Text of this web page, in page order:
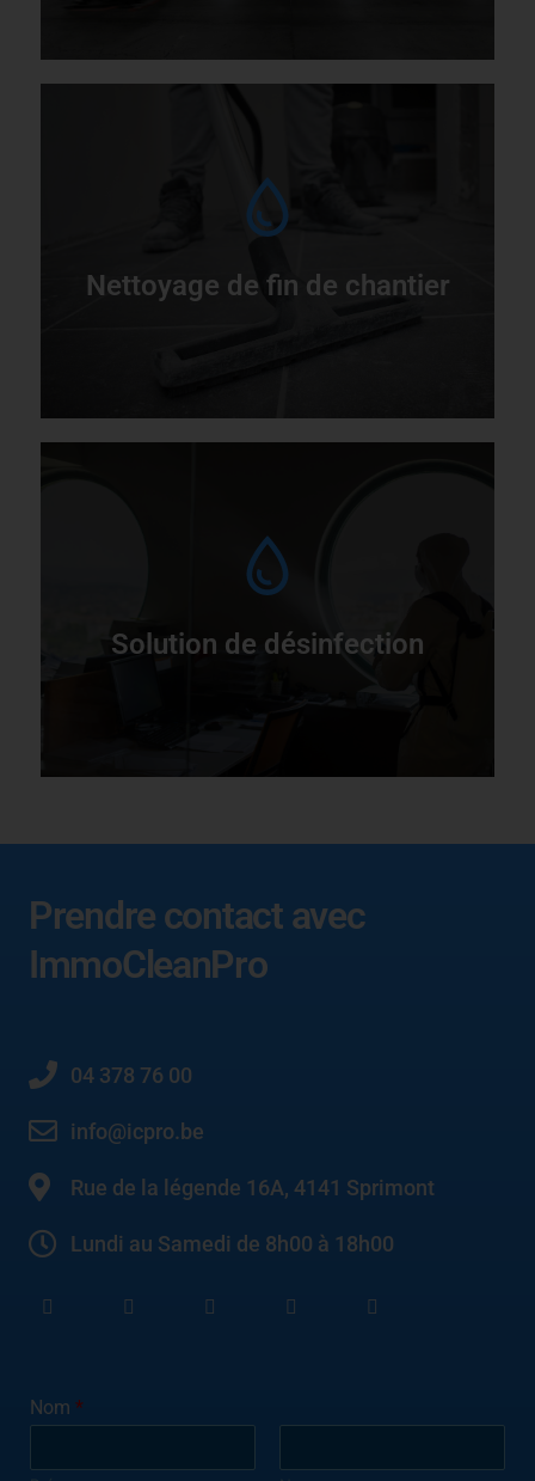
Nettoyage de fin de chantier
Solution de désinfection
Prendre contact avec
ImmoCleanPro
04 378 76 00
info@icpro.be
Rue de la légende 16A, 4141 Sprimont
Lundi au Samedi de 8h00 à 18h00
Nom *